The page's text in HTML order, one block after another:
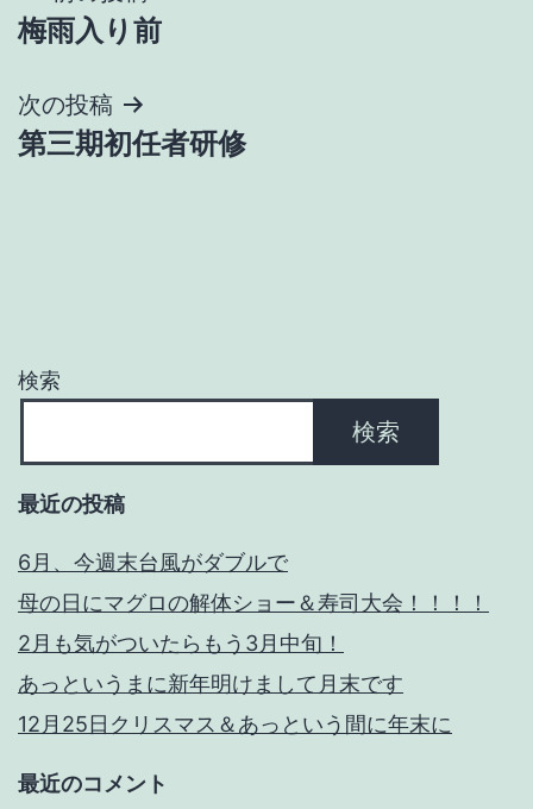
稿
ナ
ビ
ョ
梅雨入り前
次の投稿
第三期初任者研修
検索
検索
最近の投稿
6月、今週末台風がダブルで
母の日にマグロの解体ショー＆寿司大会！！！！
2月も気がついたらもう3月中旬！
あっというまに新年明けまして月末です
12月25日クリスマス＆あっという間に年末に
最近のコメント